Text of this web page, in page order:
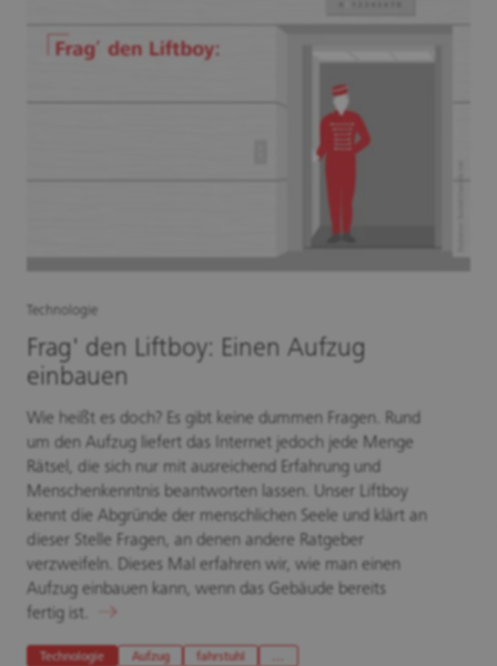
Technologie
Frag' den Liftboy: Einen Aufzug
einbauen
Wie heißt es doch? Es gibt keine dummen Fragen. Rund
um den Aufzug liefert das Internet jedoch jede Menge
Rätsel, die sich nur mit ausreichend Erfahrung und
Menschenkenntnis beantworten lassen. Unser Liftboy
kennt die Abgründe der menschlichen Seele und klärt an
dieser Stelle Fragen, an denen andere Ratgeber
verzweifeln. Dieses Mal erfahren wir, wie man einen
Aufzug einbauen kann, wenn das Gebäude bereits
fertig ist.
Technologie Aufzug fahrstuhl